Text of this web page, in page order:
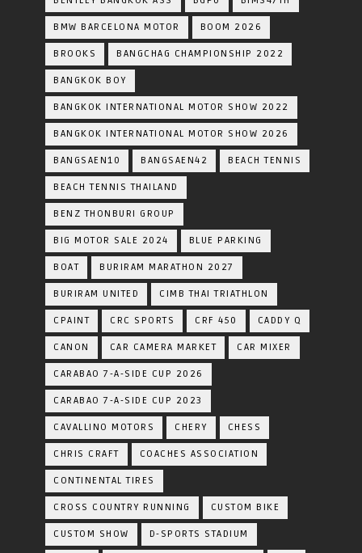
BMW BARCELONA MOTOR BOOM 2026
BROOKS BANGCHAG CHAMPIONSHIP 2022
BANGKOK BOY
BANGKOK INTERNATIONAL MOTOR SHOW 2022
BANGKOK INTERNATIONAL MOTOR SHOW 2026
BANGSAEN10 BANGSAEN42 BEACH TENNIS
BEACH TENNIS THAILAND
BENZ THONBURI GROUP
BIG MOTOR SALE 2024 BLUE PARKING
BOAT BURIRAM MARATHON 2027
BURIRAM UNITED CIMB THAI TRIATHLON
CPAINT CRC SPORTS CRF 450 CADDY Q
CANON CAR CAMERA MARKET CAR MIXER
CARABAO 7-A-SIDE CUP 2026
CARABAO 7-A-SIDE CUP 2023
CAVALLINO MOTORS CHERY CHESS
CHRIS CRAFT COACHES ASSOCIATION
CONTINENTAL TIRES
CROSS COUNTRY RUNNING CUSTOM BIKE
CUSTOM SHOW D-SPORTS STADIUM